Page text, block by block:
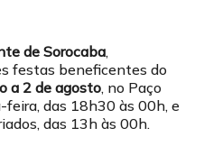
de Sorocaba,
festas beneficentes do
a 2 de agosto, no Paço
das 18h30 às 00h, e
das 13h às 00h.